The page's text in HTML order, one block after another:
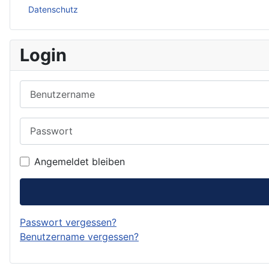
Datenschutz
Login
Angemeldet bleiben
Passwort vergessen?
Benutzername vergessen?